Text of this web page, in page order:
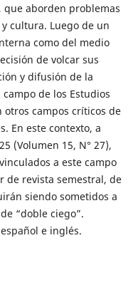
que aborden problemas
cultura. Luego de un
como del medio
de volcar sus
y difusión de la
de los Estudios
otros campos críticos de
En este contexto, a
(Volumen 15, N° 27),
a este campo
de revista semestral, de
siendo sometidos a
“doble ciego”.
e inglés.